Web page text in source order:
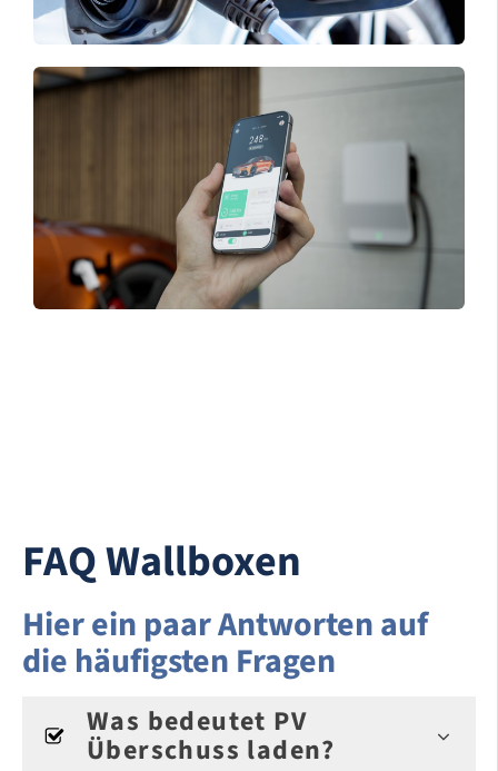
FAQ Wallboxen
Hier ein paar Antworten auf
die häufigsten Fragen
Was bedeutet PV
Überschuss laden?